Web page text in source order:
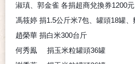
淑瑱、郭金雀 各捐超商兌換券1200元
馮筱婷 捐1.5公斤米7包、罐頭18罐、
趙榮華 捐白米300台斤
何秀鳯
捐玉米粒罐頭36罐